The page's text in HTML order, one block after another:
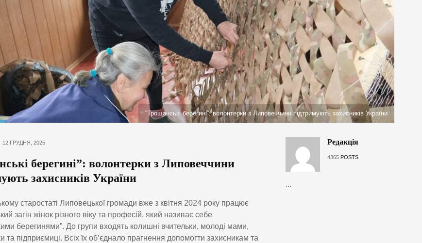
“Трощанські берегині”: волонтерки з Липовеччини підтримують захисників України
12 ГРУДНЯ, 2025
берегині”: волонтерки з Липовеччини
захисників України
старостаті Липовецької громади вже з квітня 2024 року працює
загін жінок різного віку та професій, який називає себе
берегинями”. До групи входять колишні вчительки, молоді мами,
та підприємиці. Всіх їх об’єднало прагнення допомогти захисникам та
Редакція
4365 POSTS
...